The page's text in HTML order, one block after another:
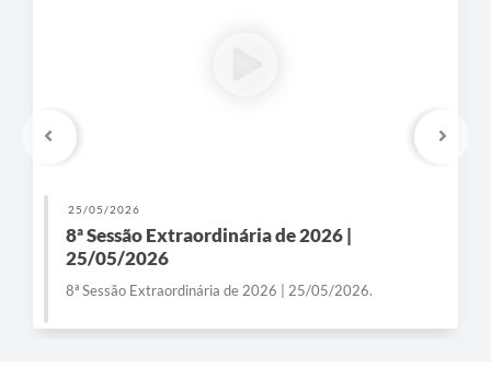
25/05/2026
8ª Sessão Extraordinária de 2026 |
25/05/2026
8ª Sessão Extraordinária de 2026 | 25/05/2026.